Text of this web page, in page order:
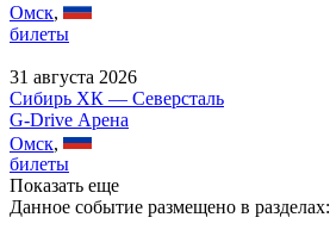
Омск,
билеты
31 августа 2026
Сибирь ХК — Северсталь
G-Drive Арена
Омск,
билеты
Показать еще
Данное событие размещено в разделах: